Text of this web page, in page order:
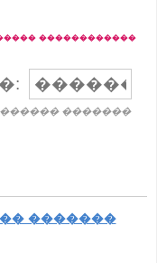
������������
�������
�������